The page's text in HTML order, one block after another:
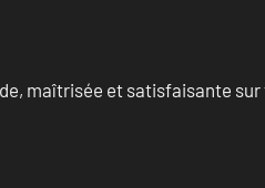
maîtrisée et satisfaisante